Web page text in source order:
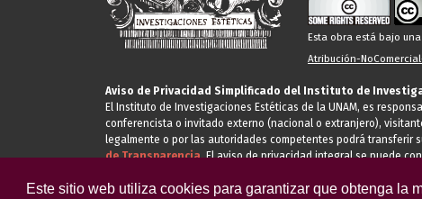
Este sitio web utiliza cookies para garantizar que obtenga la
Esta obra está bajo una
Atribución-
Aviso de Privacidad Simplificado del Instituto de
El Instituto de Investigaciones Estéticas de la UNAM, es
conferencista o invitado externo (nacional o extranjero),
legalmente o por las autoridades competentes podrá transferir
de Transparencia.El aviso de privacidad integral se puede